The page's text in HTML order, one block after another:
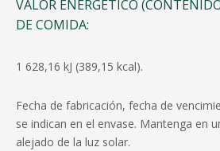
VALOR ENERGÉTICO
DE COMIDA:
1 628,16 kJ (389,15 kcal).
Fecha de fabricación, fecha de
se indican en el envase. Mantenga en
alejado de la luz solar.